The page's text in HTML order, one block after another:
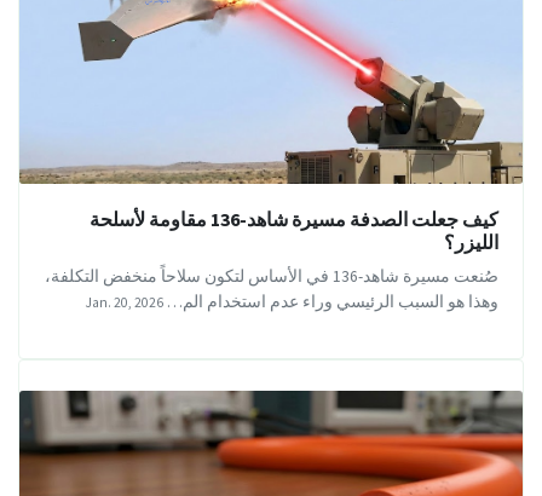
كيف جعلت الصدفة مسيرة شاهد-136 مقاومة لأسلحة
الليزر؟
صُنعت مسيرة شاهد-136 في الأساس لتكون سلاحاً منخفض التكلفة،
وهذا هو السبب الرئيسي وراء عدم استخدام الم… Jan. 20, 2026